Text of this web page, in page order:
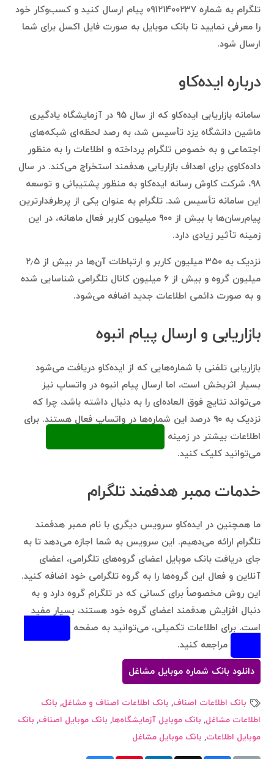
تلگرام به شماره ۰۹۱۲۱۴۰۰۲۳۷ پیام ارسال کنید و کسب‌وکار خود
را معرفی نمایید تا بانک موبایل به صورت فایل اکسل برای شما
ارسال شود.
درباره ایده‌کاو
سامانهبازاریابی ایده‌کاو
که از سال ۹۵ در آزمایشگاه یادگیری
ماشین دانشگاه یزد تأسیس شد، به رصد لحظه‌ای شبکه‌های
اجتماعی و به خصوص تلگرام پرداخته و اطلاعات را به منظور
داده‌کاوی برای اهداف بازاریابی هدفمند استخراج می‌کند. در سال
۹۸، شرکت کاوش رسانه ایده‌کاو به منظور پشتیبانی و توسعه
این سامانه تأسیس شد. تلگرام به عنوان یکی از پرطرفدارترین
پیام‌رسان‌ها با بیش از ۹۰۰ میلیون کاربر فعال ماهانه، در این
زمینه تأثیر زیادی دارد.
نزدیک به ۳۵۰ میلیون کاربر و ارتباطات آن‌ها در بیش از ۲٫۵
میلیون گروه و بیش از ۶ میلیون کانال تلگرامی شناسایی شده
و به صورت دائمی اطلاعات جدید اضافه می‌شود.
بازاریابی و ارسال پیام انبوه
بازاریابی تلفنی با شماره‌هایی که از ایده‌کاو دریافت می‌شود
بسیار اثربخش است، اما ارسال پیام انبوه در واتساپ نیز
می‌تواند نتایج فوق العاده‌ای را به دنبال داشته باشد، چرا که
نزدیک به ۹۰ درصد این شماره‌ها در واتساپ فعال هستند. برای
اطلاعات بیشتر در زمینه
می‌توانید کلیک کنید.
خدمات ممبر هدفمند تلگرام
ما همچنین در ایده‌کاو سرویس دیگری با نامممبر هدفمند
تلگرام ارائه می‌دهیم. این سرویس به شما اجازه می‌دهد تا به
جای دریافت بانک موبایل اعضای گروه‌های تلگرامی، اعضای
آنلاین و فعال این گروه‌ها را به گروه تلگرامی خود اضافه کنید.
این روش مخصوصاً برای کسانی که در تلگرام گروه دارد و به
دنبال افزایش هدفمند اعضای گروه خود هستند، بسیار مفید
است. برای اطلاعات تکمیلی، می‌توانید به صفحه
مراجعه کنید.
دانلود بانک شماره موبایل مشاغل
بانک اطلاعات اصناف, بانک اطلاعات اصناف و مشاغل, بانک
اطلاعات مشاغل, بانک موبایل آزمایشگاه‌ها, بانک موبایل اصناف, بانک
موبایل اطلاعات, بانک موبایل مشاغل